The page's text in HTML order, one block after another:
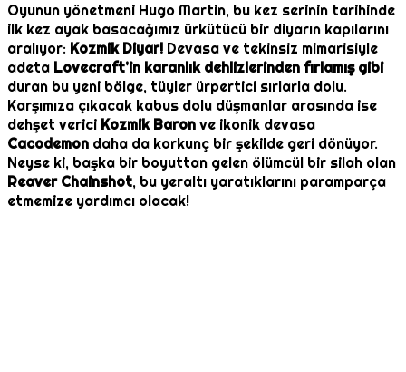
Oyunun yönetmeni Hugo Martin, bu kez serinin tarihinde
ilk kez ayak basacağımız ürkütücü bir diyarın kapılarını
aralıyor: Kozmik Diyar! Devasa ve tekinsiz mimarisiyle
adeta Lovecraft’in karanlık dehlizlerinden fırlamış gibi
duran bu yeni bölge, tüyler ürpertici sırlarla dolu.
Karşımıza çıkacak kabus dolu düşmanlar arasında ise
dehşet verici Kozmik Baronve ikonik devasa
Cacodemon daha da korkunç bir şekilde geri dönüyor.
Neyse ki, başka bir boyuttan gelen ölümcül bir silah olan
Reaver Chainshot, bu yeraltı yaratıklarını paramparça
etmemize yardımcı olacak!